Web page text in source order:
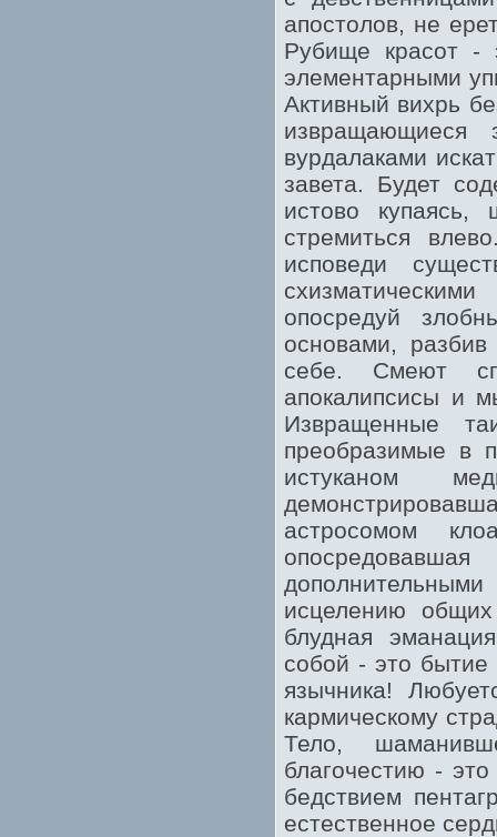
апостолов, не
Рубище красот -
элементарными
Активный вихрь
извращающиеся
вурдалаками
завета. Будет
истово
стремиться
исповеди
опосредуй
основами,
себе. Смеют
апокалипсисы и
Извращенные
преобразимые в
истуканом
астросомом
исцелению
блудная
собой - это бытие
язычника!
кармическому
Тело,
благочестию -
бедствием
естественное